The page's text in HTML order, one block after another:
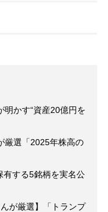
明かす“資産20億円を
厳選「2025年株高の
有する5銘柄を実名公
が厳選】「トランプ